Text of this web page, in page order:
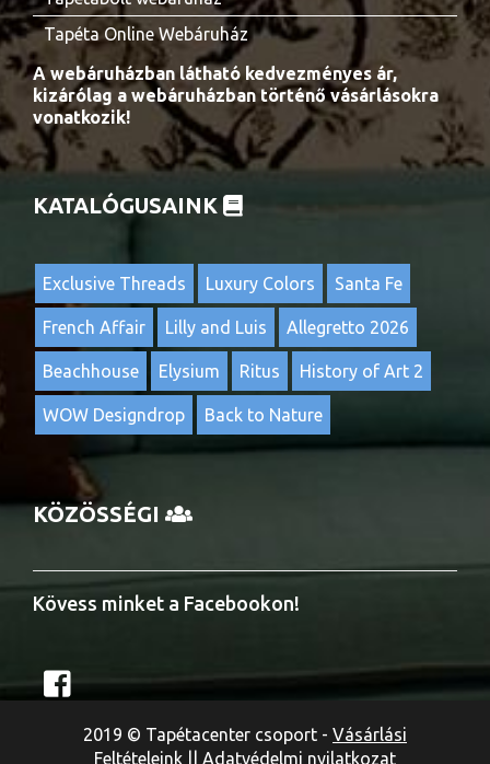
Tapéta Online Webáruház
A webáruházban látható kedvezményes ár,
kizárólag a webáruházban történő vásárlásokra
vonatkozik!
KATALÓGUSAINK
Exclusive Threads Luxury Colors Santa Fe
French Affair Lilly and Luis Allegretto 2026
Beachhouse Elysium Ritus History of Art 2
WOW Designdrop Back to Nature
KÖZÖSSÉGI
Kövess minket a Facebookon!
2019 © Tapétacenter csoport - Vásárlási
Feltételeink
Adatvédelmi nyilatkozat